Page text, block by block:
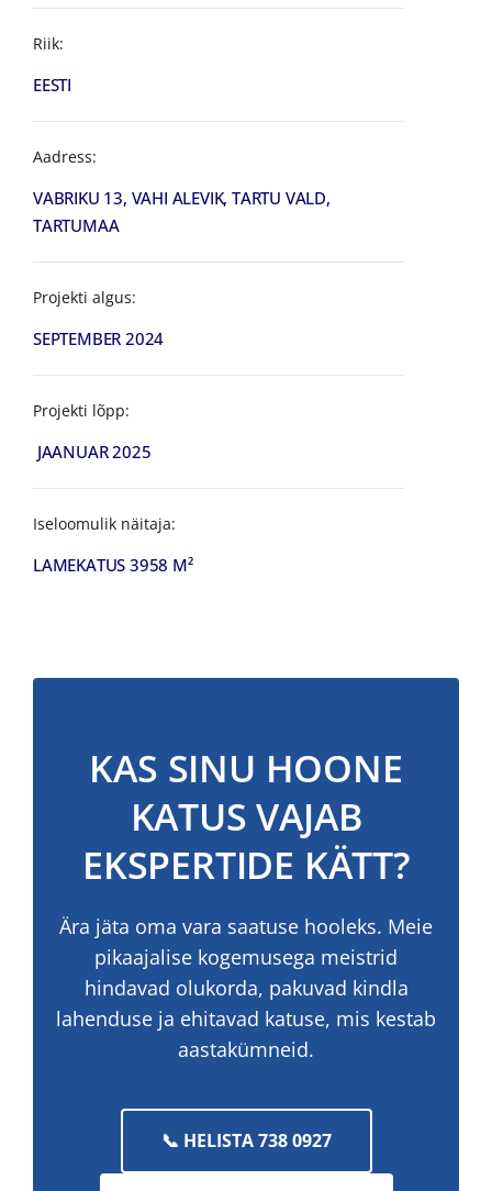
Riik:
EESTI
Aadress:
VABRIKU 13, VAHI ALEVIK, TARTU VALD,
TARTUMAA
Projekti algus:
SEPTEMBER 2024
Projekti lõpp:
JAANUAR 2025
Iseloomulik näitaja:
LAMEKATUS 3958 M²
KAS SINU HOONE
KATUS VAJAB
EKSPERTIDE KÄTT?
Ära jäta oma vara saatuse hooleks. Meie
pikaajalise kogemusega meistrid
hindavad olukorda, pakuvad kindla
lahenduse ja ehitavad katuse, mis kestab
aastakümneid.
📞 HELISTA 738 0927